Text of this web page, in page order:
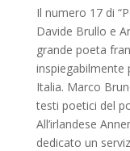
Il numero 17 di
Davide Brullo e
grande poeta
inspiegabilmente
Italia. Marco
testi poetici del
All’irlandese
dedicato un